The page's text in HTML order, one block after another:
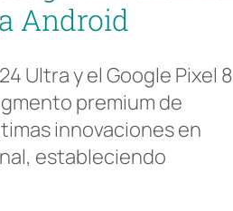
Android
Ultra y el Google Pixel 8
premium de
innovaciones en
estableciendo